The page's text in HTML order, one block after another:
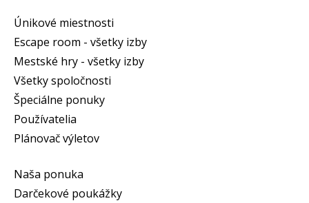
Únikové miestnosti
Escape room - všetky izby
Mestské hry - všetky izby
Všetky spoločnosti
Špeciálne ponuky
Používatelia
Plánovač výletov
Naša ponuka
Darčekové poukážky